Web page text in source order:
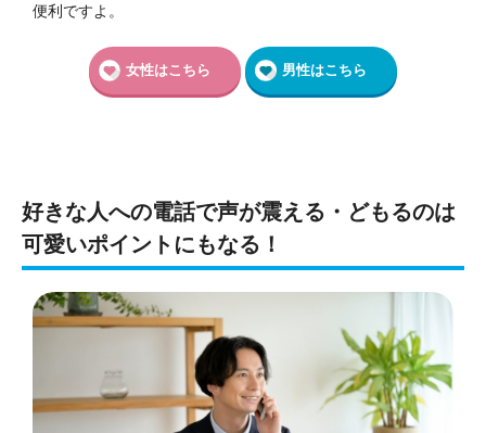
便利ですよ。
女性はこちら 男性はこちら
好きな人への電話で声が震える・どもるのは
可愛いポイントにもなる！